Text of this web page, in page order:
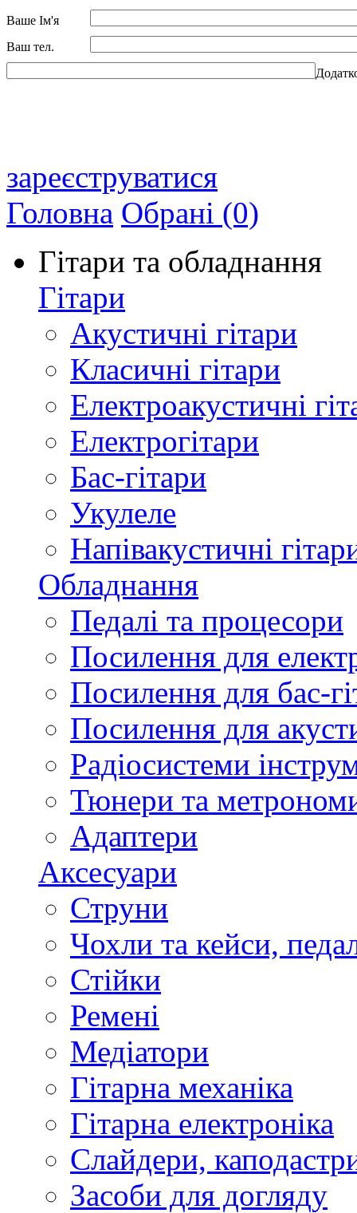
Ваше Ім'я
Ваш тел.
зареєструватися
Головна Обрані (0)
Гітари та обладнання
Гітари
Акустичні гітари
Класичні гітари
Електроакустичні
Електрогітари
Бас-гітари
Укулеле
Напівакустичні
Обладнання
Педалі та процесори
Посилення для
Посилення для бас-
Посилення для
Радіосистеми
Тюнери та
Адаптери
Аксесуари
Струни
Чохли та кейси,
Стійки
Ремені
Медіатори
Гітарна механіка
Гітарна електроніка
Слайдери,
Засоби для догляду